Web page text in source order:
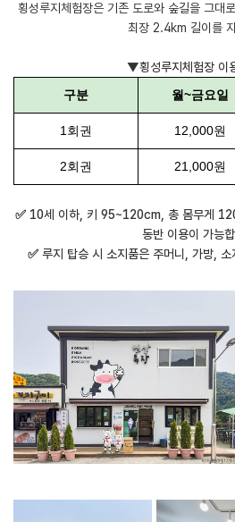
횡성루지체험장은 기존 도로와 숲길을 그대
최장 2.4km 길이를
▼횡성루지체험장 이
구분
월~금요일
1회권 12,000원
2회권 21,000원
✅ 10세 이하, 키 95~120cm, 총 몸무게
동반 이용이 가능
✅ 루지 탑승 시 소지품은 주머니, 가방,